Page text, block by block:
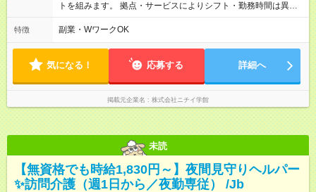
トを組みます。 拠点・サービスによりシフト・勤務時間は異な
ります。 ＜シフト例＞ 早番：7:30～16:30 日勤：9:00～18:00
遅番：10:30～19:30 夜勤：16:30～翌9:30 ※上記は一例です。
たり40時間 【0:00～24:00】の間でシフトを組みます。 拠点・
サービスによりシフト・勤務時間は異なります。 ＜シフト例＞
早番：7:30～16:30 日勤：9:00～18:00 遅番：10:30～19:30 夜
勤：16:30～翌9:30 ※上記は一例です。 ※勤務日数や時間帯はご
相談ください。
特徴 副業・WワークOK
気になる！ 応募する 詳細へ
掲載元企業名 株式会社ニチイ学館
未読
【無資格でも時給1,830円～】夜間見守りヘルパー
✨訪問介護（週1日から／夜勤専従） /Jb